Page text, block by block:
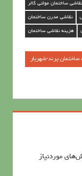
نقاشی ساختمان مولتی کالر
نقاشی مدرن ساختمان
هزينه نقاشي ساختمان
پرند-شهریار
موردنیاز